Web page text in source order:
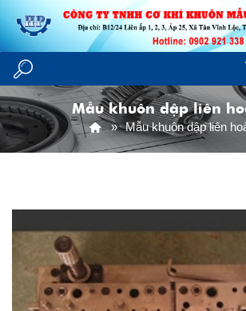
Mẫu khuôn dập liên
Mẫu khuôn dập liên